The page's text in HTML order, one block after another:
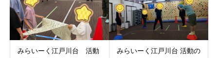
みらいーく江戸川台 活動
みらいーく江戸川台 活動の